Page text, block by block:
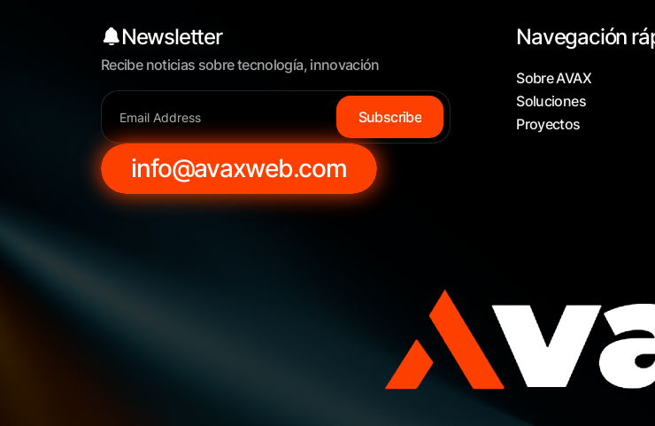
Newsletter
Recibe noticias sobre tecnología, innovación
Subscribe
Navegación
Sobre AVAX
Soluciones
Proyectos
info@avaxweb.com